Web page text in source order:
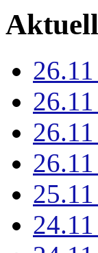
Aktuell
26.11
26.11
26.11
26.11
25.11
24.11